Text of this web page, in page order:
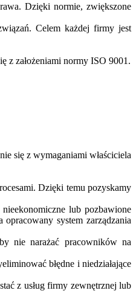
Dzięki normie, zwiększone
Celem każdej firmy jest
z założeniami normy ISO 9001.
się z wymaganiami właściciela
Dzięki temu pozyskamy
lub pozbawione
system zarządzania
nie narażać pracowników na
błędne i niedziałające
z usług firmy zewnętrznej lub